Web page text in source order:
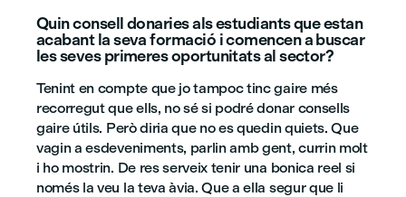
Quin consell donaries als estudiants que estan
acabant la seva formació i comencen a buscar
les seves primeres oportunitats al sector?
Tenint en compte que jo tampoc tinc gaire més
recorregut que ells, no sé si podré donar consells
gaire útils. Però diria que no es quedin quiets. Que
vagin a esdeveniments, parlin amb gent, currin molt
i ho mostrin. De res serveix tenir una bonica reel si
només la veu la teva àvia. Que a ella segur que li